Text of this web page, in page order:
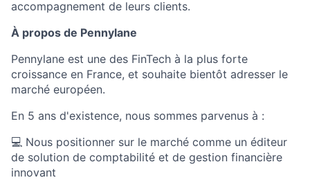
accompagnement de leurs clients.
À propos de Pennylane
Pennylane est une des FinTech à la plus forte
croissance en France, et souhaite bientôt adresser le
marché européen.
En 5 ans d'existence, nous sommes parvenus à :
💻 Nous positionner sur le marché comme un éditeur
de solution de comptabilité et de gestion financière
innovant